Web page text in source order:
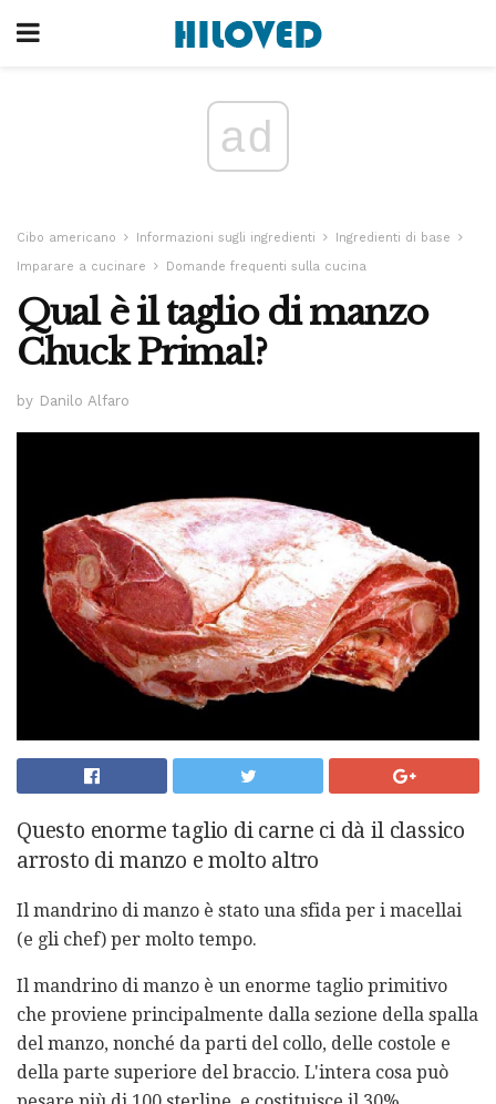
ad
Cibo americano Informazioni sugli ingredienti
Ingredienti di base
Imparare a cucinare
Domande frequenti sulla cucina
Qual è il taglio di manzo
Chuck Primal?
by Danilo Alfaro
Questo enorme taglio di carne ci dà il classico
arrosto di manzo e molto altro
Il mandrino di manzo è stato una sfida per i macellai
(e gli chef) per molto tempo.
Il mandrino di manzo è un enorme taglio primitivo
che proviene principalmente dalla sezione della spalla
del manzo, nonché da parti del collo, delle costole e
della parte superiore del braccio. L'intera cosa può